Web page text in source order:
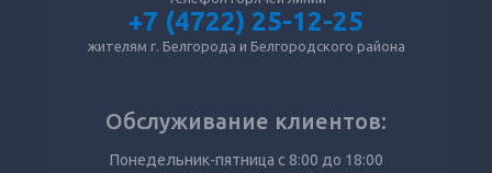
+7 (4722) 25-12-25
жителям г. Белгорода и Белгородского района
Обслуживание клиентов:
Понедельник-пятница с 8:00 до 18:00